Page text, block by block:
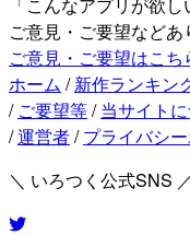
「こんなアプリが欲
ご意見・ご要望などあ
ご意見・ご要望はこち
ホーム / 新作ランキン
/ ご要望等/ 当サイト
/運営者/ プライバシ
＼ いろつく公式SNS